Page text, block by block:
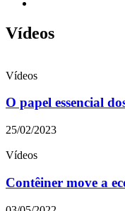
Vídeos
Vídeos
O papel essencial
25/02/2023
Vídeos
Contêiner move a